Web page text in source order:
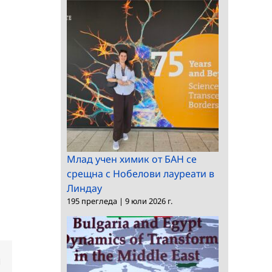
Електронна
Млад учен химик от БАН се
срещна с Нобелови лауреати в
Линдау
195 прегледа | 9 юли 2026 г.